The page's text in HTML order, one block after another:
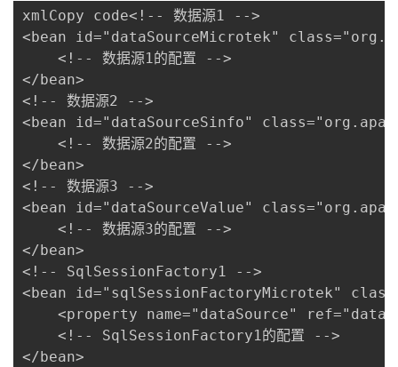
xmlCopy code<!-- 数据源1 -->
<bean id="dataSourceMicrotek"
    <!-- 数据源1的配置 -->
</bean>
<!-- 数据源2 -->
<bean id="dataSourceSinfo"
    <!-- 数据源2的配置 -->
</bean>
<!-- 数据源3 -->
<bean id="dataSourceValue"
    <!-- 数据源3的配置 -->
</bean>
<!-- SqlSessionFactory1 -->
<bean id="sqlSessionFactoryMicrotek"
<property name="dataSource"
    <!-- SqlSessionFactory1的配置 -->
</bean>